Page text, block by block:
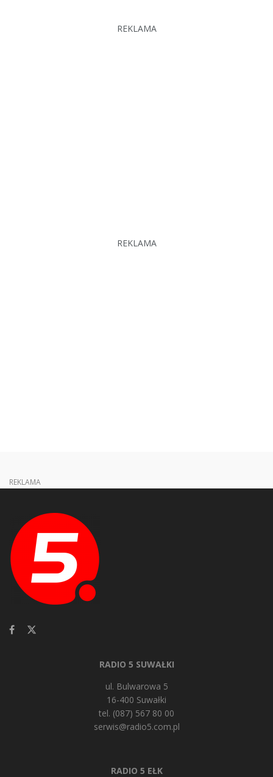
REKLAMA
REKLAMA
REKLAMA
RADIO 5 SUWAŁKI
ul. Bulwarowa 5
16-400 Suwałki
tel. (087) 567 80 00
serwis@radio5.com.pl
RADIO 5 EŁK